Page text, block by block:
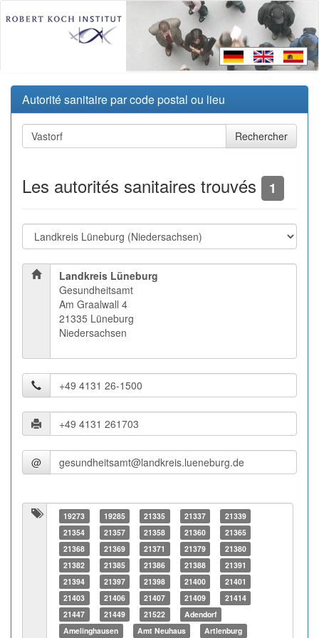
Autorité sanitaire par code postal ou lieu
Les autorités sanitaires trouvés 1
Landkreis Lüneburg
Gesundheitsamt
Am Graalwall 4
21335 Lüneburg
Niedersachsen
@
19273 19285 21335 21337
21339
21354
21357 21358 21360
21365
21368
21369 21371 21379
21380
21382
21385 21386 21388
21391
21394
21397 21398 21400
21401
21403
21406 21407 21409
21414
21447
21449 21522
Adendorf
Amelinghausen
Amt Neuhaus Artlenburg